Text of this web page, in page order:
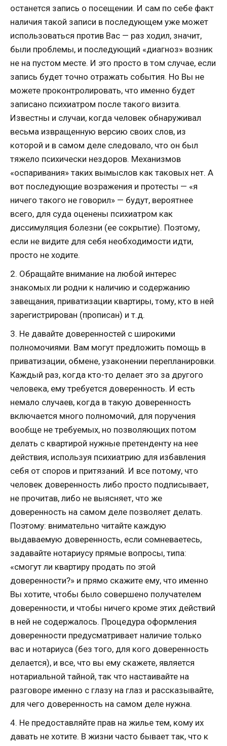
останется запись о посещении. И сам по себе факт
наличия такой записи в последующем уже может
использоваться против Вас — раз ходил, значит,
были проблемы, и последующий «диагноз» возник
не на пустом месте. И это просто в том случае, если
запись будет точно отражать события. Но Вы не
можете проконтролировать, что именно будет
записано психиатром после такого визита.
Известны и случаи, когда человек обнаруживал
весьма извращенную версию своих слов, из
которой и в самом деле следовало, что он был
тяжело психически нездоров. Механизмов
«оспаривания» таких вымыслов как таковых нет. А
вот последующие возражения и протесты — «я
ничего такого не говорил» — будут, вероятнее
всего, для суда оценены психиатром как
диссимуляция болезни (ее сокрытие). Поэтому,
если не видите для себя необходимости идти,
просто не ходите.
2. Обращайте внимание на любой интерес
знакомых ли родни к наличию и содержанию
завещания, приватизации квартиры, тому, кто в ней
зарегистрирован (прописан) и т.д.
3. Не давайте доверенностей с широкими
полномочиями. Вам могут предложить помощь в
приватизации, обмене, узаконении перепланировки.
Каждый раз, когда кто-то делает это за другого
человека, ему требуется доверенность. И есть
немало случаев, когда в такую доверенность
включается много полномочий, для поручения
вообще не требуемых, но позволяющих потом
делать с квартирой нужные претенденту на нее
действия, используя психиатрию для избавления
себя от споров и притязаний. И все потому, что
человек доверенность либо просто подписывает,
не прочитав, либо не выясняет, что же
доверенность на самом деле позволяет делать.
Поэтому: внимательно читайте каждую
выдаваемую доверенность, если сомневаетесь,
задавайте нотариусу прямые вопросы, типа:
«смогут ли квартиру продать по этой
доверенности?» и прямо скажите ему, что именно
Вы хотите, чтобы было совершено получателем
доверенности, и чтобы ничего кроме этих действий
в ней не содержалось. Процедура оформления
доверенности предусматривает наличие только
вас и нотариуса (без того, для кого доверенность
делается), и все, что вы ему скажете, является
нотариальной тайной, так что настаивайте на
разговоре именно с глазу на глаз и рассказывайте,
для чего доверенность на самом деле нужна.
4. Не предоставляйте прав на жилье тем, кому их
давать не хотите. В жизни часто бывает так, что к